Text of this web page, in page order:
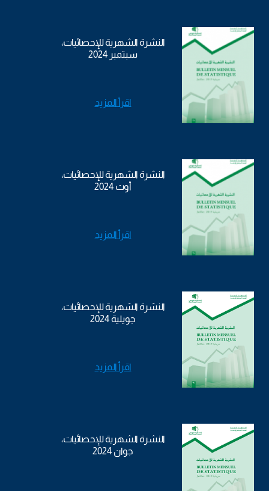
النشرة الشهرية للإحصائيات،
سبتمبر 2024
اقرأ المزيد
النشرة الشهرية للإحصائيات،
أوت 2024
اقرأ المزيد
النشرة الشهرية للإحصائيات،
جويلية 2024
اقرأ المزيد
النشرة الشهرية للإحصائيات،
جوان 2024